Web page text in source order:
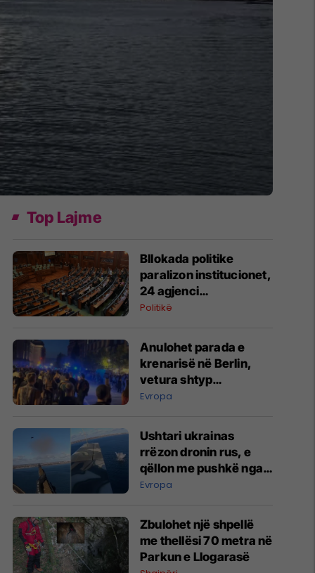
Top Lajme
Bllokada politike
paralizon institucionet,
24 agjenci
funksionojnë me
ose jo të plota
Politikë
Anulohet parada e
krenarisë në Berlin,
vetura shtyp
pjesëmarrësit –
lënduar
Evropa
Ushtari ukrainas
rrëzon dronin rus, e
qëllon me pushkë nga
kabina e aeroplanit
Evropa
Zbulohet një shpellë
me thellësi 70 metra në
Parkun e Llogarasë